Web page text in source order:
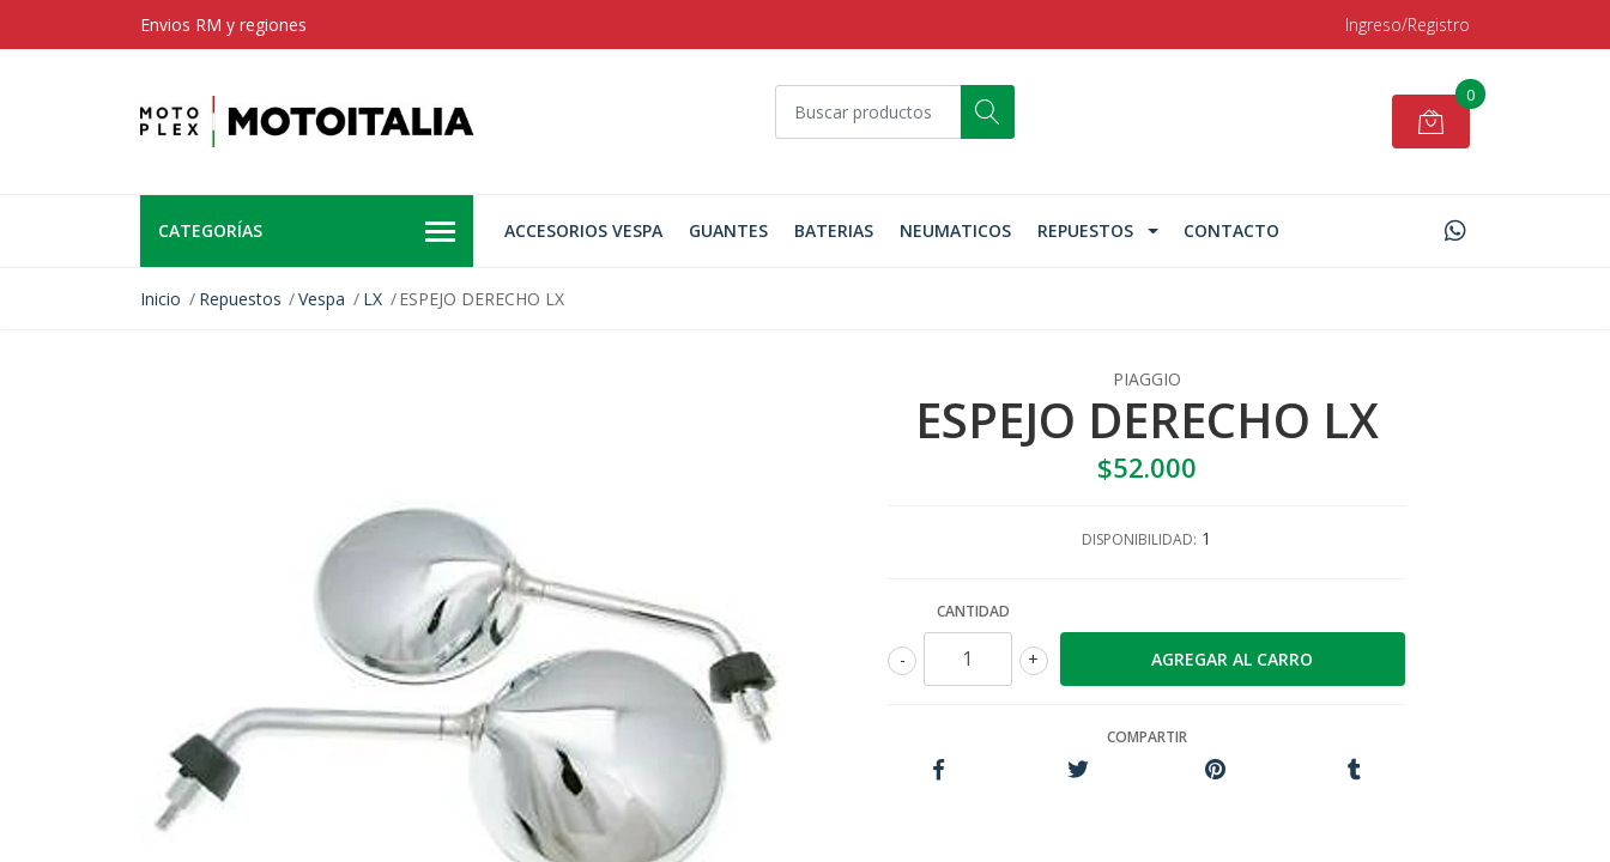
Envios RM y regiones Ingreso/Registro
0
CATEGORÍAS ACCESORIOS VESPA GUANTES BATERIAS NEUMATICOS REPUESTOS CONTACTO
Inicio Repuestos Vespa LX ESPEJO DERECHO LX
PIAGGIO
ESPEJO DERECHO LX
$52.000
DISPONIBILIDAD: 1
CANTIDAD
+
-
COMPARTIR